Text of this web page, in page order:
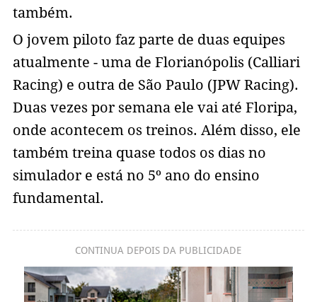
também.
O jovem piloto faz parte de duas equipes
atualmente - uma de Florianópolis (Calliari
Racing) e outra de São Paulo (JPW Racing).
Duas vezes por semana ele vai até Floripa,
onde acontecem os treinos. Além disso, ele
também treina quase todos os dias no
simulador e está no 5º ano do ensino
fundamental.
CONTINUA DEPOIS DA PUBLICIDADE